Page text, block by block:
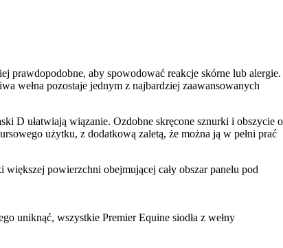
prawdopodobne, aby spowodować reakcje skórne lub alergie.
wełna pozostaje jednym z najbardziej zaawansowanych
D ułatwiają wiązanie. Ozdobne skręcone sznurki i obszycie o
użytku, z dodatkową zaletą, że można ją w pełni prać
powierzchni obejmującej cały obszar panelu pod
uniknąć, wszystkie Premier Equine siodła z wełny